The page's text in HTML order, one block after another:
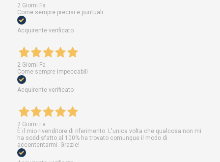
2 Giorni Fa
Come sempre precisi e puntuali
Acquirente verificato
2 Giorni Fa
Come sempre impeccabili
Acquirente verificato
2 Giorni Fa
È il mio rivenditore di riferimento. L'unica volta che qualcosa non mi
ha soddisfatto al 100% ha trovato comunque il modo di
accontentarmi. Grazie!